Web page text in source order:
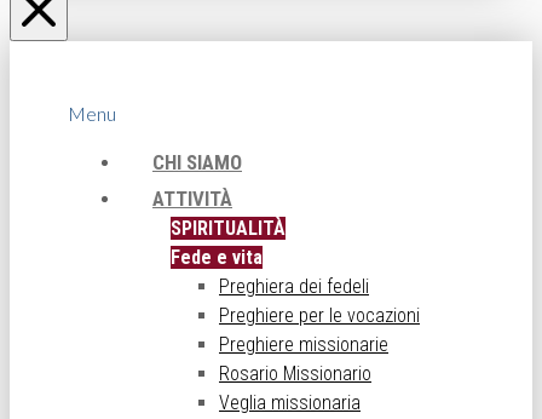
Menu
CHI SIAMO
ATTIVITÀ
SPIRITUALITÀ
Fede e vita
Preghiera dei fedeli
Preghiere per le vocazioni
Preghiere missionarie
Rosario Missionario
Veglia missionaria